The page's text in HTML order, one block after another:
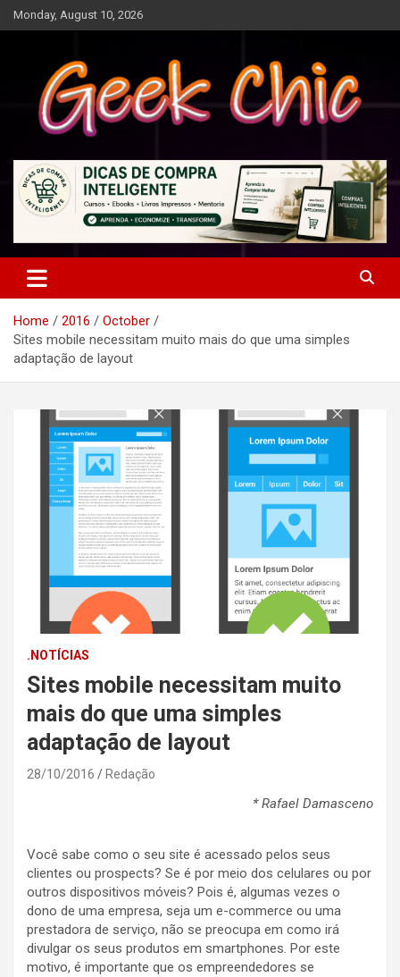
Skip
to
Monday, August 10, 2026
Geek Chic
Home 2016
October
Sites mobile necessitam muito mais do que uma simples
adaptação de layout
.NOTÍCIAS
Sites mobile necessitam muito
mais do que uma simples
adaptação de layout
28/10/2016 Redação
* Rafael Damasceno
Você sabe como o seu site é acessado pelos seus
clientes ou prospects? Se é por meio dos celulares ou por
outros dispositivos móveis? Pois é, algumas vezes o
dono de uma empresa, seja um e-commerce ou uma
prestadora de serviço, não se preocupa em como irá
divulgar os seus produtos em smartphones. Por este
motivo, é importante que os empreendedores se